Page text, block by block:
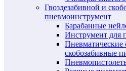
Гвоздезабивной и
пневмоинструмент
Барабанные
Инструмент для
Пневматические
скобозабивные